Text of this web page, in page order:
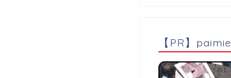
【PR】paimie